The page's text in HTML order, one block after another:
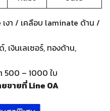
งา / เคลือบ laminate ด้าน /
เงินเลเซอร์, ทองด้าน,
500 – 1000 ใบ
ขายที่ Line OA